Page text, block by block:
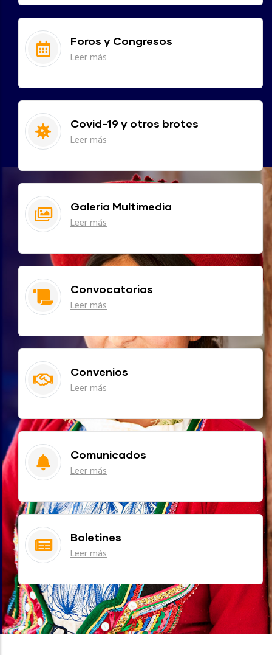
Foros y Congresos
Leer más
Covid-19 y otros brotes
Leer más
Galería Multimedia
Leer más
Convocatorias
Leer más
Convenios
Leer más
Comunicados
Leer más
Boletines
Leer más